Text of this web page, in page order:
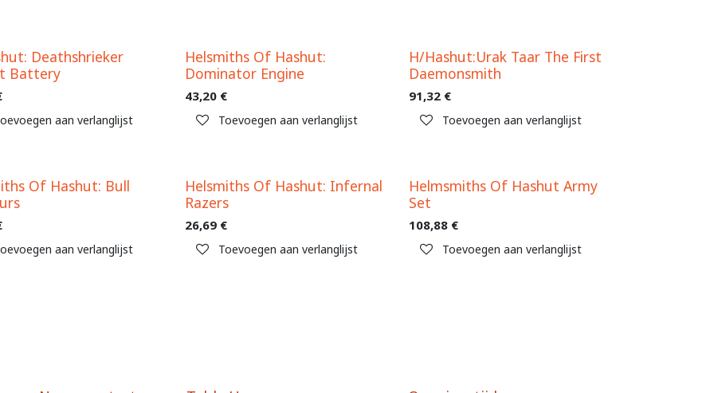
Deathshrieker
Battery
aan verlanglijst
Helsmiths Of Hashut:
Dominator Engine
43,20€
Toevoegen aan verlanglijst
H/Hashut:Urak Taar The First
Daemonsmith
91,32 €
Toevoegen aan verlanglijst
Of Hashut: Bull
aan verlanglijst
Helsmiths Of Hashut: Infernal
Razers
26,69€
Toevoegen aan verlanglijst
Helmsmiths Of Hashut Army
Set
108,88 €
Toevoegen aan verlanglijst